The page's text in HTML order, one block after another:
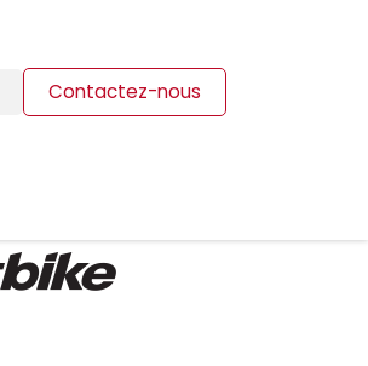
Contactez-nous